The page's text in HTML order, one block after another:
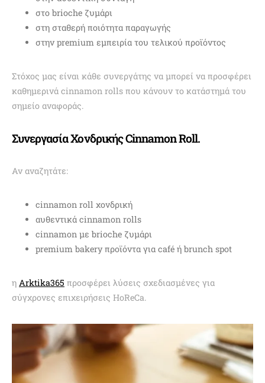
στο brioche ζυμάρι
στη σταθερή ποιότητα παραγωγής
στην premium εμπειρία του τελικού προϊόντος
Στόχος μας είναι κάθε συνεργάτης να μπορεί να προσφέρει
καθημερινά cinnamon rolls που κάνουν το κατάστημά του
σημείο αναφοράς.
Συνεργασία Χονδρικής Cinnamon Roll.
Αν αναζητάτε:
cinnamon roll χονδρική
αυθεντικά cinnamon rolls
cinnamon με brioche ζυμάρι
premium bakery προϊόντα για café ή brunch spot
η Arktika365 προσφέρει λύσεις σχεδιασμένες για
σύγχρονες επιχειρήσεις HoReCa.